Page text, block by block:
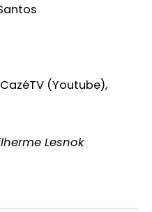
(Youtube),
Lesnok